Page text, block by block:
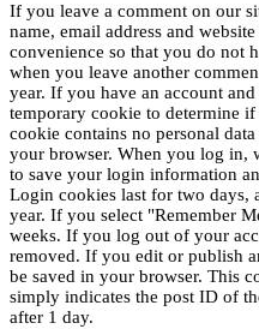
If you leave a comment on our
name, email address and
convenience so that you do not
when you leave another
year. If you have an account
temporary cookie to determine
cookie contains no personal
your browser. When you log in,
to save your login information
Login cookies last for two days,
year. If you select "Remember
weeks. If you log out of your
removed. If you edit or publish
be saved in your browser. This
simply indicates the post ID of
after 1 day.